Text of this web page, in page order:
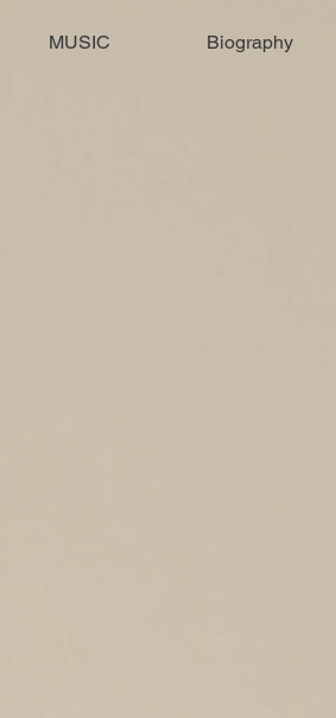
MUSIC Biography